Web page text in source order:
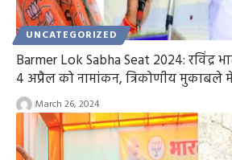
UNCATEGORIZED
Barmer Lok Sabha Seat 2024: रविंद्र
4 अप्रैल को नामांकन, त्रिकोणीय मुकाबले
March 26, 2024